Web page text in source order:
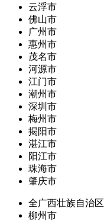
云浮市
佛山市
广州市
惠州市
茂名市
河源市
江门市
潮州市
深圳市
梅州市
揭阳市
湛江市
阳江市
珠海市
肇庆市
全广西壮族自治区
柳州市